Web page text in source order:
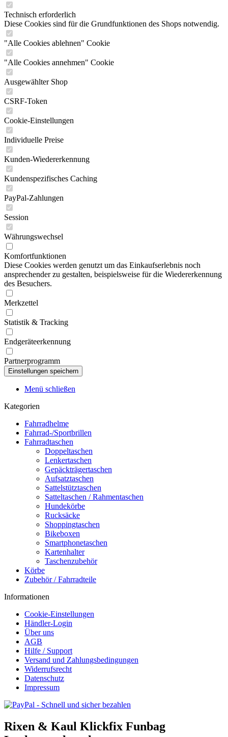
Technisch erforderlich
Diese Cookies sind für die Grundfunktionen des Shops notwendig.
"Alle Cookies ablehnen" Cookie
"Alle Cookies annehmen" Cookie
Ausgewählter Shop
CSRF-Token
Cookie-Einstellungen
Individuelle Preise
Kunden-Wiedererkennung
Kundenspezifisches Caching
PayPal-Zahlungen
Session
Währungswechsel
Komfortfunktionen
Diese Cookies werden genutzt um das Einkaufserlebnis noch
ansprechender zu gestalten, beispielsweise für die Wiedererkennung
des Besuchers.
Merkzettel
Statistik & Tracking
Endgeräteerkennung
Partnerprogramm
Menü schließen
Kategorien
Fahrradhelme
Fahrrad-/Sportbrillen
Fahrradtaschen
Doppeltaschen
Lenkertaschen
Gepäckträgertaschen
Aufsatztaschen
Sattelstütztaschen
Satteltaschen / Rahmentaschen
Hundekörbe
Rucksäcke
Shoppingtaschen
Bikeboxen
Smartphonetaschen
Kartenhalter
Taschenzubehör
Körbe
Zubehör / Fahrradteile
Informationen
Cookie-Einstellungen
Händler-Login
Über uns
AGB
Hilfe / Support
Versand und Zahlungsbedingungen
Widerrufsrecht
Datenschutz
Impressum
Rixen & Kaul Klickfix Funbag